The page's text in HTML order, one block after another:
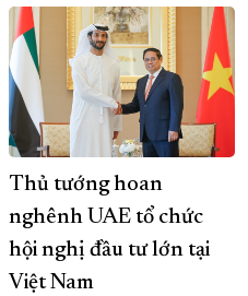
Thủ tướng hoan
nghênh UAE tổ chức
hội nghị đầu tư lớn tại
Việt Nam